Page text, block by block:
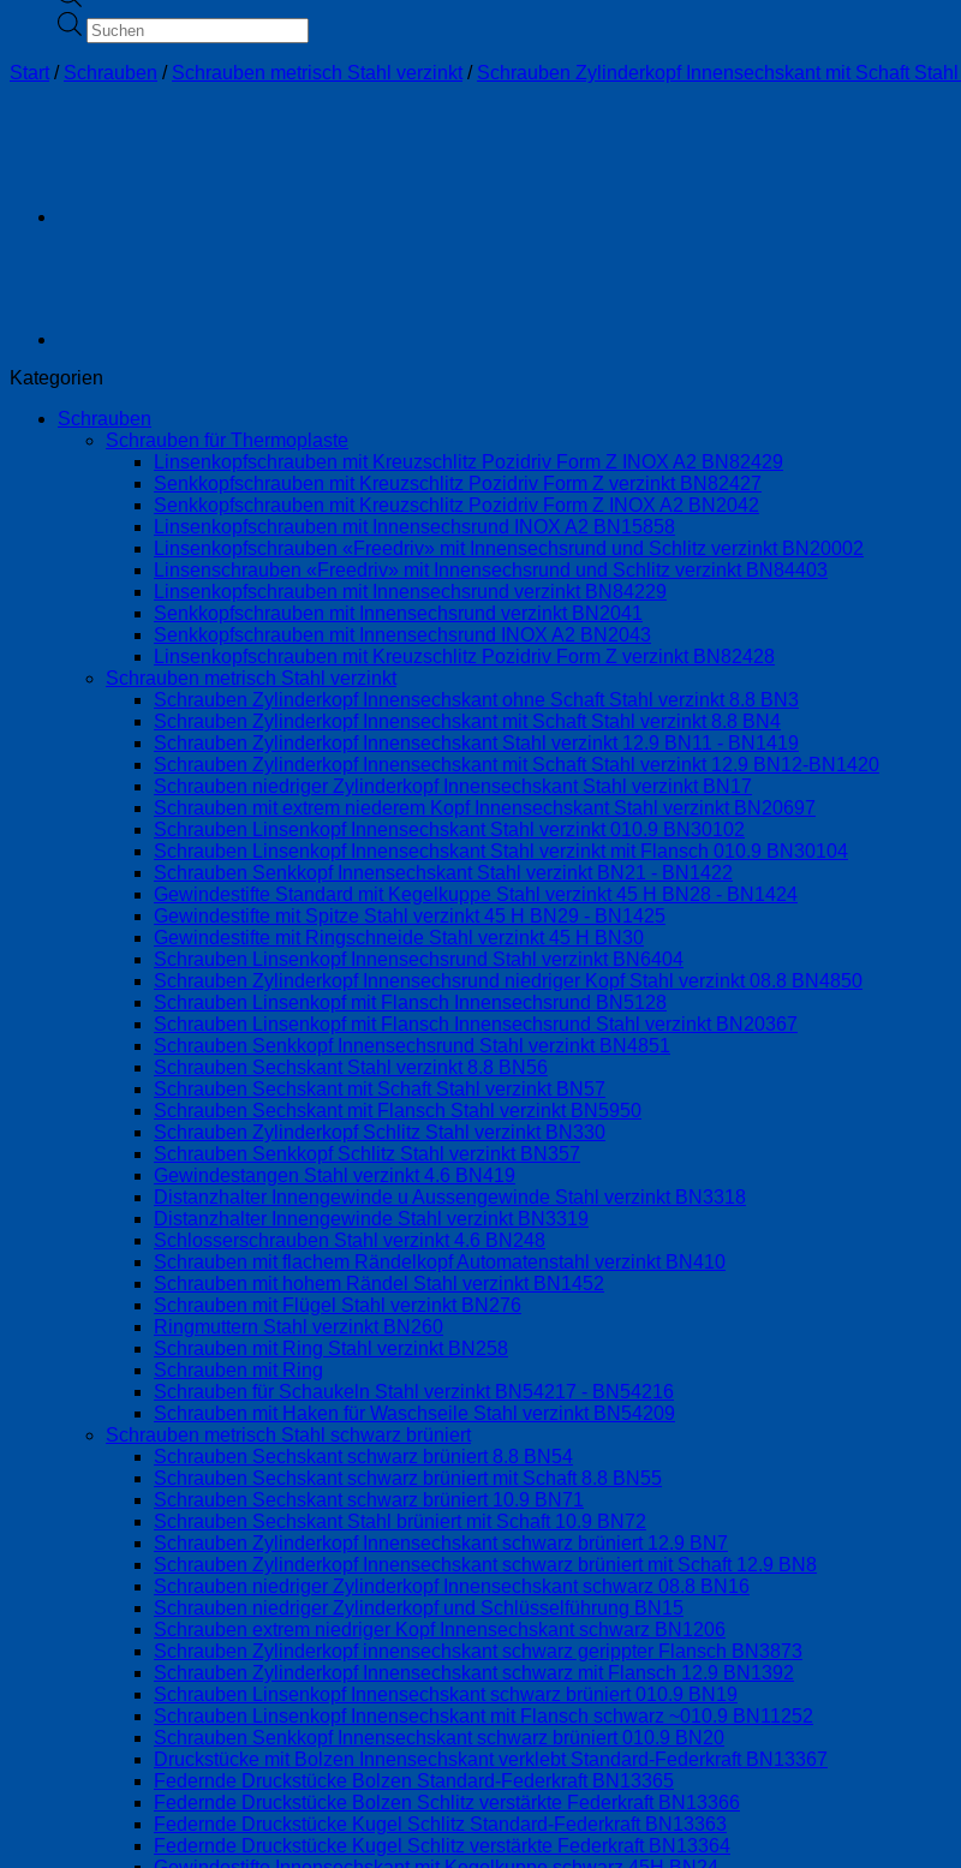
Products
search
Start / Schrauben / Schrauben metrisch Stahl verzinkt / Schrauben Zylinderkopf Innensechskant mit Schaft
Kategorien
Schrauben
Schrauben für Thermoplaste
Linsenkopfschrauben mit Kreuzschlitz Pozidriv Form Z INOX A2 BN82429
Senkkopfschrauben mit Kreuzschlitz Pozidriv Form Z verzinkt BN82427
Senkkopfschrauben mit Kreuzschlitz Pozidriv Form Z INOX A2 BN2042
Linsenkopfschrauben mit Innensechsrund INOX A2 BN15858
Linsenkopfschrauben «Freedriv» mit Innensechsrund und Schlitz verzinkt BN20002
Linsenschrauben «Freedriv» mit Innensechsrund und Schlitz verzinkt BN84403
Linsenkopfschrauben mit Innensechsrund verzinkt BN84229
Senkkopfschrauben mit Innensechsrund verzinkt BN2041
Senkkopfschrauben mit Innensechsrund INOX A2 BN2043
Linsenkopfschrauben mit Kreuzschlitz Pozidriv Form Z verzinkt BN82428
Schrauben metrisch Stahl verzinkt
Schrauben Zylinderkopf Innensechskant ohne Schaft Stahl verzinkt 8.8 BN3
Schrauben Zylinderkopf Innensechskant mit Schaft Stahl verzinkt 8.8 BN4
Schrauben Zylinderkopf Innensechskant Stahl verzinkt 12.9 BN11 - BN1419
Schrauben Zylinderkopf Innensechskant mit Schaft Stahl verzinkt 12.9 BN12-BN1420
Schrauben niedriger Zylinderkopf Innensechskant Stahl verzinkt BN17
Schrauben mit extrem niederem Kopf Innensechskant Stahl verzinkt BN20697
Schrauben Linsenkopf Innensechskant Stahl verzinkt 010.9 BN30102
Schrauben Linsenkopf Innensechskant Stahl verzinkt mit Flansch 010.9 BN30104
Schrauben Senkkopf Innensechskant Stahl verzinkt BN21 - BN1422
Gewindestifte Standard mit Kegelkuppe Stahl verzinkt 45 H BN28 - BN1424
Gewindestifte mit Spitze Stahl verzinkt 45 H BN29 - BN1425
Gewindestifte mit Ringschneide Stahl verzinkt 45 H BN30
Schrauben Linsenkopf Innensechsrund Stahl verzinkt BN6404
Schrauben Zylinderkopf Innensechsrund niedriger Kopf Stahl verzinkt 08.8 BN4850
Schrauben Linsenkopf mit Flansch Innensechsrund BN5128
Schrauben Linsenkopf mit Flansch Innensechsrund Stahl verzinkt BN20367
Schrauben Senkkopf Innensechsrund Stahl verzinkt BN4851
Schrauben Sechskant Stahl verzinkt 8.8 BN56
Schrauben Sechskant mit Schaft Stahl verzinkt BN57
Schrauben Sechskant mit Flansch Stahl verzinkt BN5950
Schrauben Zylinderkopf Schlitz Stahl verzinkt BN330
Schrauben Senkkopf Schlitz Stahl verzinkt BN357
Gewindestangen Stahl verzinkt 4.6 BN419
Distanzhalter Innengewinde u Aussengewinde Stahl verzinkt BN3318
Distanzhalter Innengewinde Stahl verzinkt BN3319
Schlosserschrauben Stahl verzinkt 4.6 BN248
Schrauben mit flachem Rändelkopf Automatenstahl verzinkt BN410
Schrauben mit hohem Rändel Stahl verzinkt BN1452
Schrauben mit Flügel Stahl verzinkt BN276
Ringmuttern Stahl verzinkt BN260
Schrauben mit Ring Stahl verzinkt BN258
Schrauben mit Ring
Schrauben für Schaukeln Stahl verzinkt BN54217 - BN54216
Schrauben mit Haken für Waschseile Stahl verzinkt BN54209
Schrauben metrisch Stahl schwarz brüniert
Schrauben Sechskant schwarz brüniert 8.8 BN54
Schrauben Sechskant schwarz brüniert mit Schaft 8.8 BN55
Schrauben Sechskant schwarz brüniert 10.9 BN71
Schrauben Sechskant Stahl brüniert mit Schaft 10.9 BN72
Schrauben Zylinderkopf Innensechskant schwarz brüniert 12.9 BN7
Schrauben Zylinderkopf Innensechskant schwarz brüniert mit Schaft 12.9 BN8
Schrauben niedriger Zylinderkopf Innensechskant schwarz 08.8 BN16
Schrauben niedriger Zylinderkopf und Schlüsselführung BN15
Schrauben extrem niedriger Kopf Innensechskant schwarz BN1206
Schrauben Zylinderkopf innensechskant schwarz gerippter Flansch BN3873
Schrauben Zylinderkopf Innensechskant schwarz mit Flansch 12.9 BN1392
Schrauben Linsenkopf Innensechskant schwarz brüniert 010.9 BN19
Schrauben Linsenkopf Innensechskant mit Flansch schwarz ~010.9 BN11252
Schrauben Senkkopf Innensechskant schwarz brüniert 010.9 BN20
Druckstücke mit Bolzen Innensechskant verklebt Standard-Federkraft BN13367
Federnde Druckstücke Bolzen Standard-Federkraft BN13365
Federnde Druckstücke Bolzen Schlitz verstärkte Federkraft BN13366
Federnde Druckstücke Kugel Schlitz Standard-Federkraft BN13363
Federnde Druckstücke Kugel Schlitz verstärkte Federkraft BN13364